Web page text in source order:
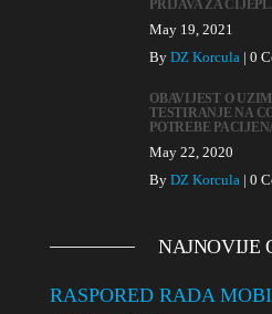
PRIJAVA ZA
May 19, 2021
By DZ Korcula | 0
OBAVIJEST O
TESTIRANJE NA
POTREBE
May 22, 2020
By DZ Korcula | 0
NAJNOVIJE
RASPORED RADA